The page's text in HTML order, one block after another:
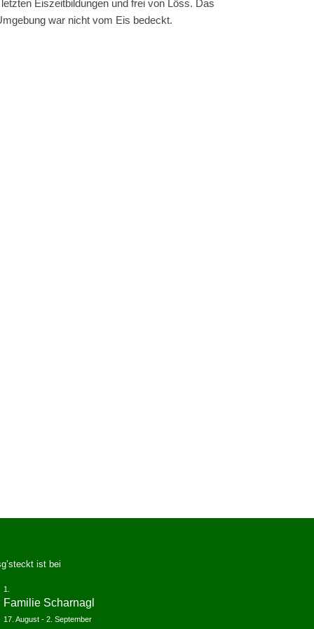
Eiszeitbildungen und frei von Löss. Das
war nicht vom Eis bedeckt.
ist bei
Familie Scharnagl
17. August - 2. September